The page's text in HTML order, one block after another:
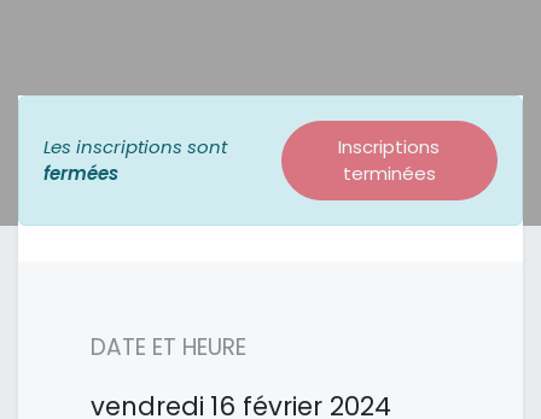
Les inscriptions sont
fermées
Inscriptions
terminées
DATE ET HEURE
vendredi 16 février 2024